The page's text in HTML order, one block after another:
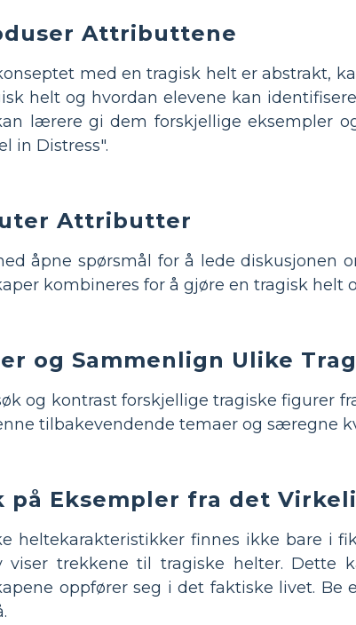
Attributtene
med en tragisk helt er abstrakt,
helt og hvordan elevene kan
lærere gi dem forskjellige eksempler
in Distress".
Attributter
åpne spørsmål for å lede diskusjonen
kombineres for å gjøre en tragisk helt
og Sammenlign Ulike
og kontrast forskjellige tragiske figurer
tilbakevendende temaer og særegne
på Eksempler fra det
heltekarakteristikker finnes ikke bare i
viser trekkene til tragiske helter. Dette
oppfører seg i det faktiske livet. Be